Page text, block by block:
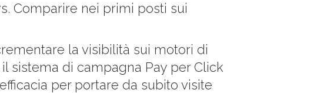
Comparire nei primi posti sui
la visibilità sui motori di
sistema di campagna Pay per Click
per portare da subito visite